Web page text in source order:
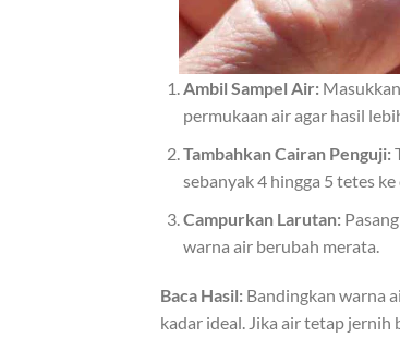
Ambil Sampel Air:Masukkan
permukaan air agar hasil
Tambahkan Cairan Penguji:
sebanyak 4 hingga 5 tetes
Campurkan Larutan:
warna air berubah merata.
Baca Hasil: Bandingkan warna
kadar ideal. Jika air tetap